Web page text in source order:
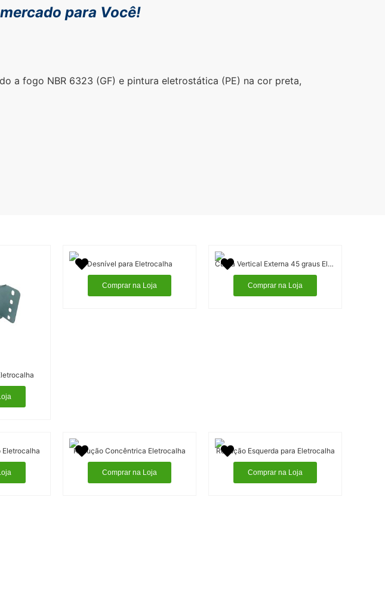
para Você!
a fogo NBR 6323 (GF) e pintura eletrostática (PE) na cor preta,
Desnível para Eletrocalha
Comprar na Loja
Curva Vertical Externa 45 graus Eletrocalha
Comprar na Loja
Eletrocalha Redução Concêntrica Eletrocalha
Comprar na Loja
Redução Esquerda para Eletrocalha
Comprar na Loja